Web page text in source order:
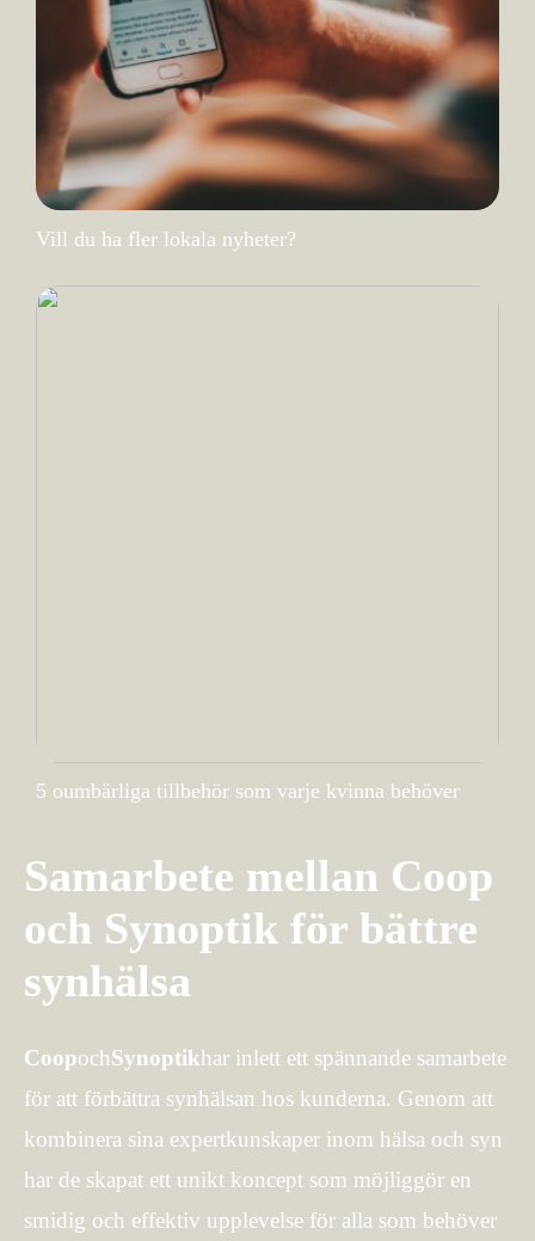
Vill du ha fler lokala nyheter?
5 oumbärliga tillbehör som varje kvinna behöver
Samarbete mellan Coop
och Synoptik för bättre
synhälsa
CoopochSynoptikhar inlett ett spännande samarbete
för att förbättra synhälsan hos kunderna. Genom att
kombinera sina expertkunskaper inom hälsa och syn
har de skapat ett unikt koncept som möjliggör en
smidig och effektiv upplevelse för alla som behöver